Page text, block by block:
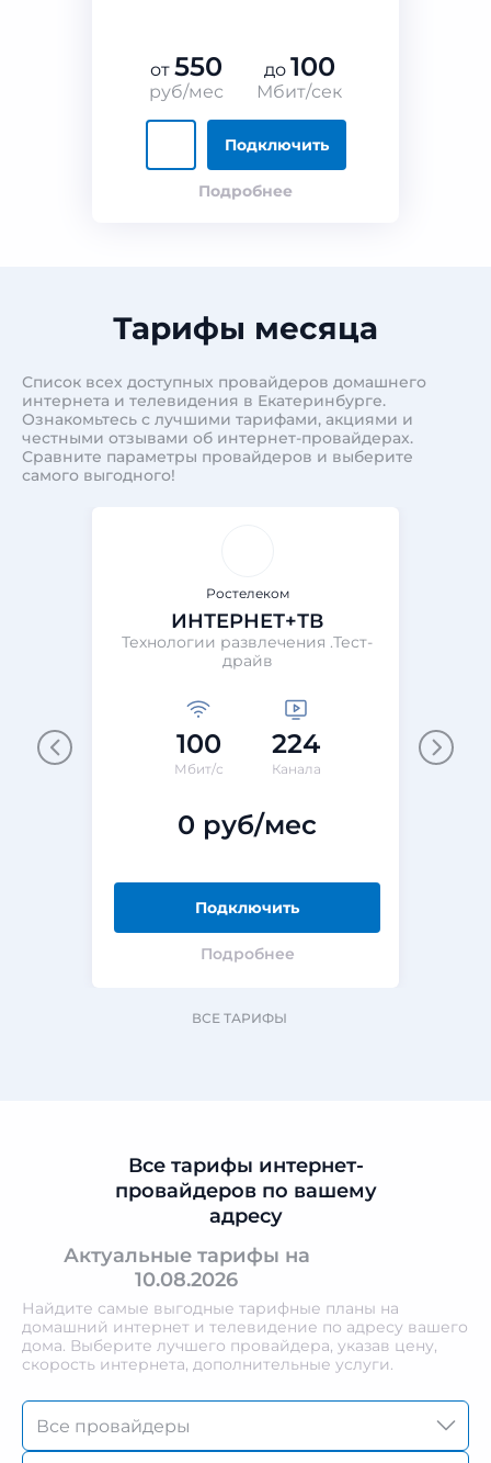
от 550
руб/мес
до 100
Мбит/сек
Подключить
Подробнее
Тарифы месяца
Список всех доступных провайдеров домашнего
интернета и телевидения в Екатеринбурге.
Ознакомьтесь с лучшими тарифами, акциями и
честными отзывами об интернет-провайдерах.
Сравните параметры провайдеров и выберите
самого выгодного!
Ростелеком
ИНТЕРНЕТ+ТВ
Технологии развлечения .Тест-
драйв
100
Мбит/с
224
Канала
0 руб/мес
Подключить
Подробнее
ВСЕ ТАРИФЫ
Все тарифы интернет-
провайдеров по вашему
адресу
Актуальные тарифы на
10.08.2026
Найдите самые выгодные тарифные планы на
домашний интернет и телевидение по адресу вашего
дома. Выберите лучшего провайдера, указав цену,
скорость интернета, дополнительные услуги.